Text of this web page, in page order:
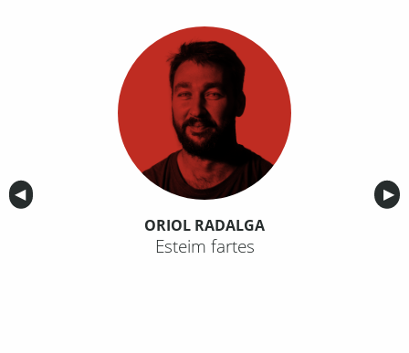
Anterior
◀︎ ▶︎
ORIOL RADALGA
Esteim fartes